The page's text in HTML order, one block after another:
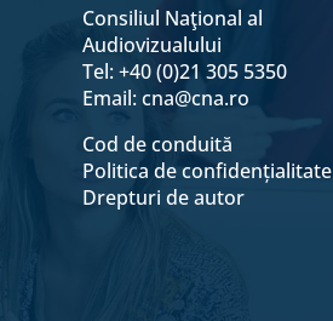
Consiliul Naţional al
Audiovizualului
Tel: +40 (0)21 305 5350
Email:cna@cna.ro
Cod de conduită
Politica de confidențialitate
Drepturi de autor